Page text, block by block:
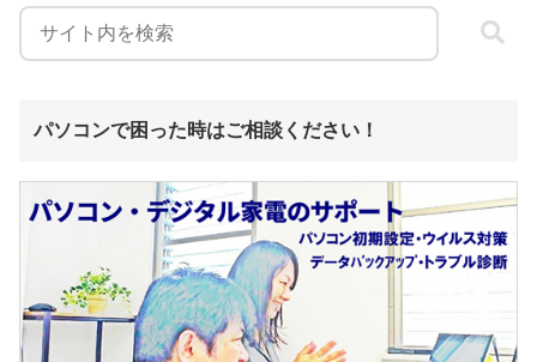
パソコンで困った時はご相談ください！